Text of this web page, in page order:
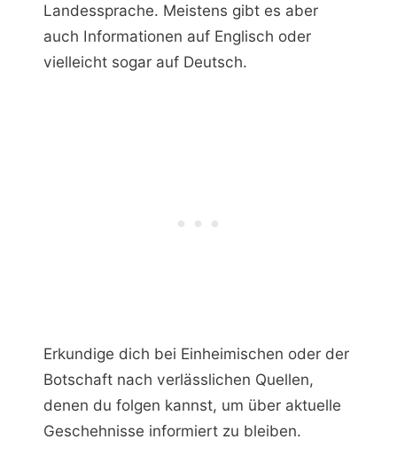
Landessprache. Meistens gibt es aber
auch Informationen auf Englisch oder
vielleicht sogar auf Deutsch.
Erkundige dich bei Einheimischen oder der
Botschaft nach verlässlichen Quellen,
denen du folgen kannst, um über aktuelle
Geschehnisse informiert zu bleiben.